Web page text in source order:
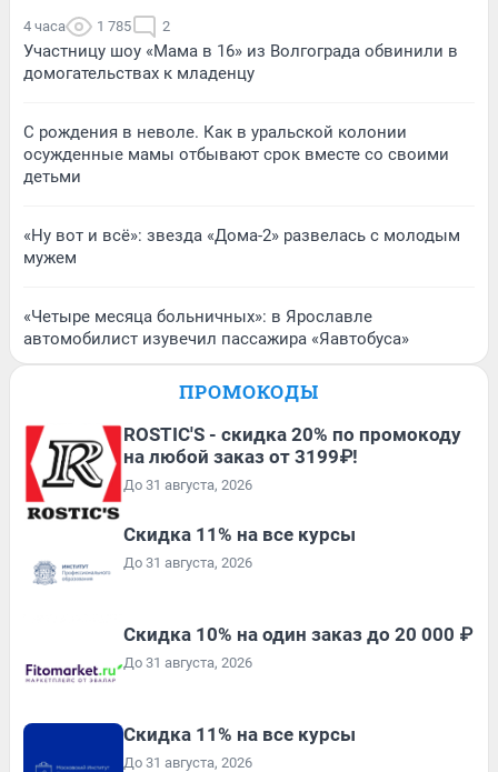
4 часа 1 785 2
Участницу шоу «Мама в 16» из Волгограда обвинили в
домогательствах к младенцу
С рождения в неволе. Как в уральской колонии
осужденные мамы отбывают срок вместе со своими
детьми
«Ну вот и всё»: звезда «Дома-2» развелась с молодым
мужем
«Четыре месяца больничных»: в Ярославле
автомобилист изувечил пассажира «Яавтобуса»
ПРОМОКОДЫ
ROSTIC'S - скидка 20% по промокоду
на любой заказ от 3199₽!
До 31 августа, 2026
Скидка 11% на все курсы
До 31 августа, 2026
Скидка 10% на один заказ до 20 000 ₽
До 31 августа, 2026
Скидка 11% на все курсы
До 31 августа, 2026